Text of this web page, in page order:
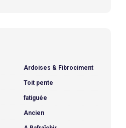
Ardoises & Fibrociment
Toit pente
fatiguée
Ancien